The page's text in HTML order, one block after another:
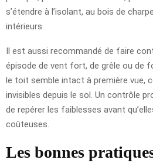
s’étendre à l’isolant, au bois de
intérieurs.
Il est aussi recommandé de faire
épisode de vent fort, de grêle ou de
le toit semble intact à première vue,
invisibles depuis le sol. Un contrôle
de repérer les faiblesses avant
coûteuses.
Les bonnes